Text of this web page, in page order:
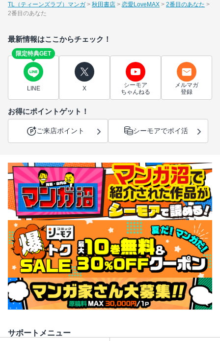
TL（ティーンズラブ）マンガ
秋田書店 恋愛LoveMAX
2番目のあなた
2番目のあなた
最新情報はここからチェック！
限定特典GET
LINE X
シーモア
ちゃんねる
メルマガ
登録
お得にポイントゲット！
ご来店ポイント シーモアでポイ活
サポートメニュー